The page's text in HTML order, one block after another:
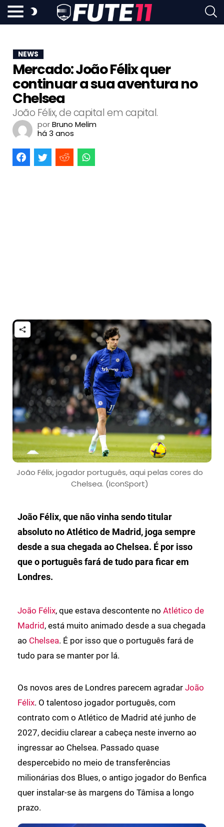
NEWS
Mercado: João Félix quer
continuar a sua aventura no
Chelsea
João Félix, de capital em capital.
porBruno Melim
há 3 anos
João Félix, jogador português, aqui pelas cores do
Chelsea. (IconSport)
João Félix, que não vinha sendo titular
absoluto no Atlético de Madrid, joga sempre
desde a sua chegada ao Chelsea. É por isso
que o português fará de tudo para ficar em
Londres.
João Félix, que estava descontente no Atlético de
Madrid, está muito animado desde a sua chegada
ao Chelsea. É por isso que o português fará de
tudo para se manter por lá.
Os novos ares de Londres parecem agradar João
Félix. O talentoso jogador português, com
contrato com o Atlético de Madrid até junho de
2027, decidiu clarear a cabeça neste inverno ao
ingressar ao Chelsea. Passado quase
despercebido no meio de transferências
milionárias dos Blues, o antigo jogador do Benfica
quer instalar-se às margens do Tâmisa a longo
prazo.